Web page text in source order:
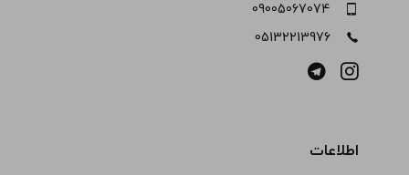
09005067074
05132213976
اطلاعات